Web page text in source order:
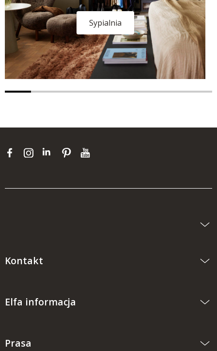
Sypialnia
Kontakt
Elfa informacja
Prasa